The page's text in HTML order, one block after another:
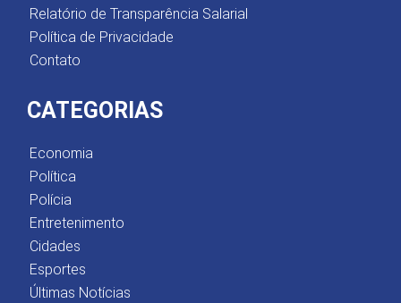
Relatório de Transparência Salarial
Política de Privacidade
Contato
CATEGORIAS
Economia
Política
Polícia
Entretenimento
Cidades
Esportes
Últimas Notícias